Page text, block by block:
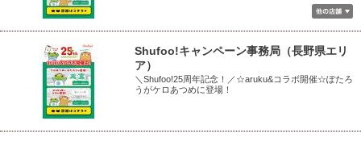
Shufoo!キャンペーン事務局（長野県エリ
ア）
＼Shufoo!25周年記念！／☆aruku&コラボ開催☆ぽたろ
うがケロあつめに登場！